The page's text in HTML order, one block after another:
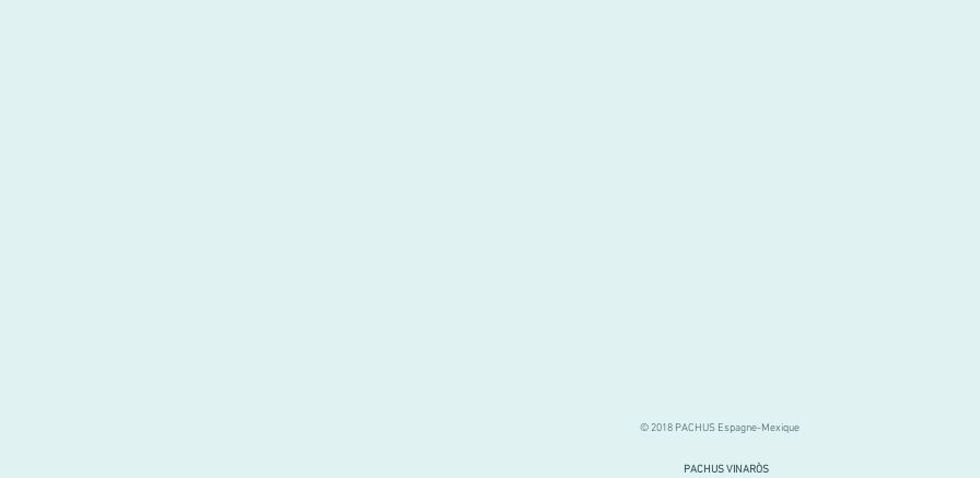
© 2018 PACHUS Espagne-Mexique
PACHUS VINARÒS